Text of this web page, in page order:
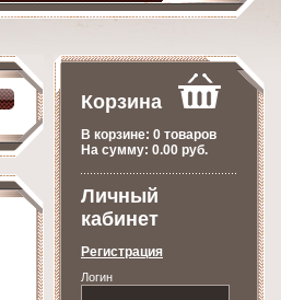
Корзина
В корзине: 0 товаров
На сумму: 0.00 руб.
Личный
кабинет
Регистрация
Логин